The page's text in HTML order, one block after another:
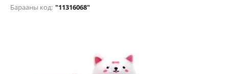
Барааны код: "11316068"